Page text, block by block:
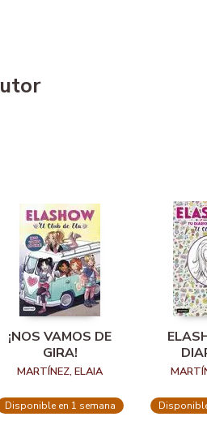
¡NOS VAMOS DE
GIRA!
MARTÍNEZ, ELAIA
Disponible en 1 semana